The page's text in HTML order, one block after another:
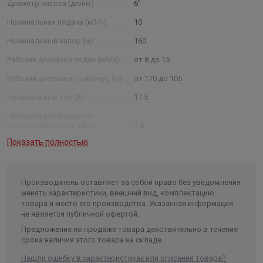
обозначения: 2FRS 8-40/4 нро 2 – модернизированный
тип агрегата; FRS —тип агрегата; 8 — условный диаметр
насоса в дюймах ; 40 — номинальная подача, м3 /ч: 4 —
количество секций в насосе: нро — нержавеющие
рабочие органы (рабочие колеса, отводы) Примечание:
* - параметры будут установлены после проведения
Диаметр насоса (дюйм) 6"
Номинальная подача (м3/ч) 10
Номинальный напор (м) 160
Рабочий диапазон подач (м3/ч) от 8 до 15
Рабочий диапазон по напору (м) от 170 до 105
17.5
7.5
Условный диаметр насоса
Внутренний диаметр обсадной
трубы скважины не менее/не
более (мм)
150/200
Частота, (Гц) 50
Показать полностью
Производитель оставляет за собой право без уведомления
менять характеристики, внешний вид, комплектацию
товара и место его производства. Указанная информация
не является публичной офертой.
Предложение по продаже товара действительно в течение
срока наличия этого товара на складе.
Нашли ошибку в характеристиках или описании товара?